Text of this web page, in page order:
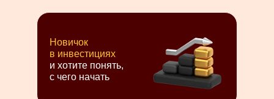
Новичок
в инвестициях
и хотите понять,
с чего начать